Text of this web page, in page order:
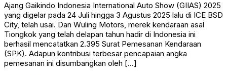
Ajang Gaikindo Indonesia International Auto Show (GIIAS) 2025
yang digelar pada 24 Juli hingga 3 Agustus 2025 lalu di ICE BSD
City, telah usai. Dan Wuling Motors, merek kendaraan asal
Tiongkok yang telah delapan tahun hadir di Indonesia ini
berhasil mencatatkan 2.395 Surat Pemesanan Kendaraan
(SPK). Adapun kontribusi terbesar pencapaian angka
pemesanan ini disumbangkan oleh […]